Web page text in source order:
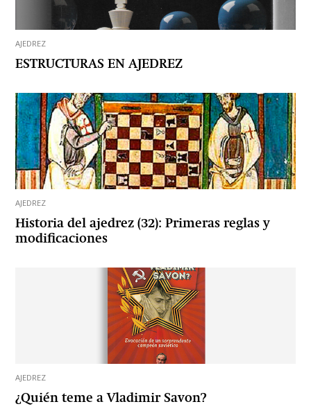
AJEDREZ
ESTRUCTURAS EN AJEDREZ
AJEDREZ
Historia del ajedrez (32): Primeras reglas y
modificaciones
AJEDREZ
¿Quién teme a Vladimir Savon?